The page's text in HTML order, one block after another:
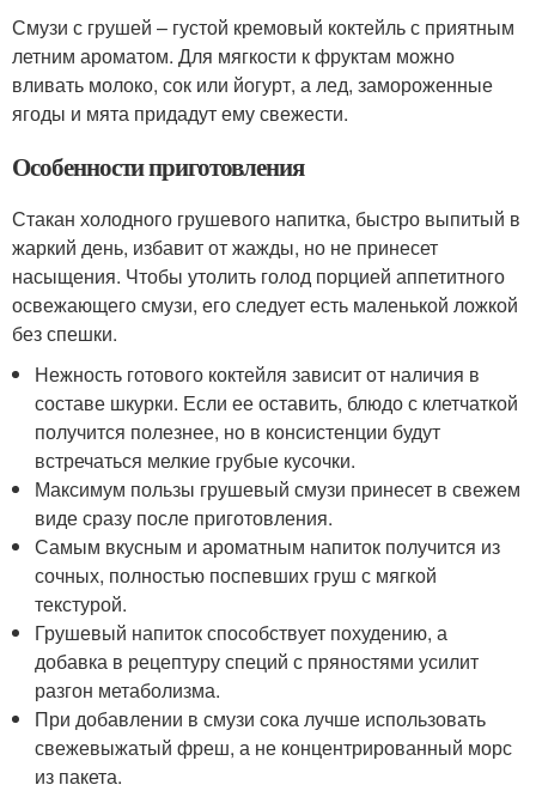
Смузи с грушей – густой кремовый коктейль с приятным
летним ароматом. Для мягкости к фруктам можно
вливать молоко, сок или йогурт, а лед, замороженные
ягоды и мята придадут ему свежести.
Особенности приготовления
Стакан холодного грушевого напитка, быстро выпитый в
жаркий день, избавит от жажды, но не принесет
насыщения. Чтобы утолить голод порцией аппетитного
освежающего смузи, его следует есть маленькой ложкой
без спешки.
Нежность готового коктейля зависит от наличия в
составе шкурки. Если ее оставить, блюдо с клетчаткой
получится полезнее, но в консистенции будут
встречаться мелкие грубые кусочки.
Максимум пользы грушевый смузи принесет в свежем
виде сразу после приготовления.
Самым вкусным и ароматным напиток получится из
сочных, полностью поспевших груш с мягкой
текстурой.
Грушевый напиток способствует похудению, а
добавка в рецептуру специй с пряностями усилит
разгон метаболизма.
При добавлении в смузи сока лучше использовать
свежевыжатый фреш, а не концентрированный морс
из пакета.